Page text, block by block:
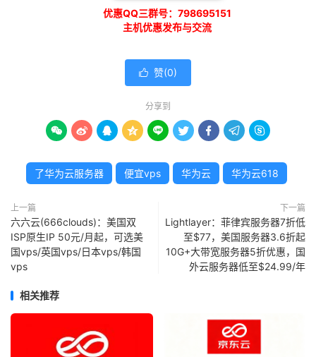
优惠QQ三群号：798695151
主机优惠发布与交流
 赞(0)
分享到
        
了华为云服务器 便宜vps 华为云 华为云618
上一篇
六六云(666clouds)：美国双
ISP原生IP 50元/月起，可选美
国vps/英国vps/日本vps/韩国
vps
下一篇
Lightlayer：菲律宾服务器7折低
至$77，美国服务器3.6折起
10G+大带宽服务器5折优惠，国
外云服务器低至$24.99/年
相关推荐